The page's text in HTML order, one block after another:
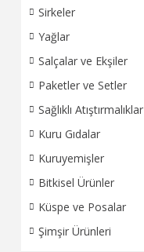
Sirkeler
Yağlar
Salçalar ve Ekşiler
Paketler ve Setler
Sağlıklı Atıştırmalıklar
Kuru Gıdalar
Kuruyemişler
Bitkisel Ürünler
Küspe ve Posalar
Şimşir Ürünleri